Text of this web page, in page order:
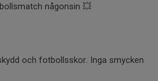
någonsin 💥
och fotbollsskor. Inga smycken